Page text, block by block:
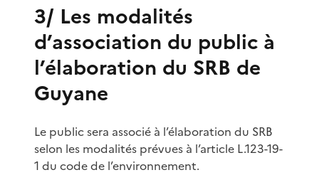
3/ Les modalités
d’association du public à
l’élaboration du SRB de
Guyane
Le public sera associé à l’élaboration du SRB
selon les modalités prévues à l’article L.123-19-
1 du code de l’environnement.